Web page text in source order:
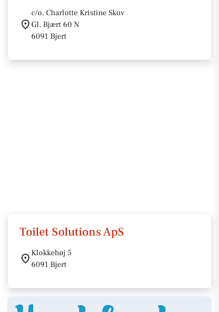
c/o. Charlotte Kristine Skov
Gl. Bjært 60 N
6091 Bjert
Toilet Solutions ApS
Klokkehøj 5
6091 Bjert